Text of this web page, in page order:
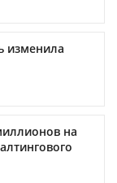
изменила
на